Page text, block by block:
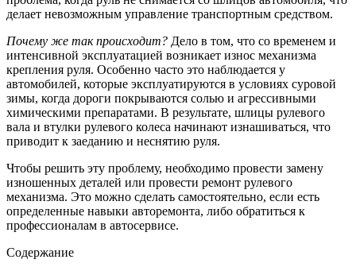
делает невозможным управление транспортным средством.
Почему же так происходит? Дело в том, что со временем и
интенсивной эксплуатацией возникает износ механизма
крепления руля. Особенно часто это наблюдается у
автомобилей, которые эксплуатируются в условиях суровой
зимы, когда дороги покрываются солью и агрессивными
химическими препаратами. В результате, шлицы рулевого
вала и втулки рулевого колеса начинают изнашиваться, что
приводит к заеданию и неснятию руля.
Чтобы решить эту проблему, необходимо провести замену
изношенных деталей или провести ремонт рулевого
механизма. Это можно сделать самостоятельно, если есть
определенные навыки авторемонта, либо обратиться к
профессионалам в автосервисе.
Содержание